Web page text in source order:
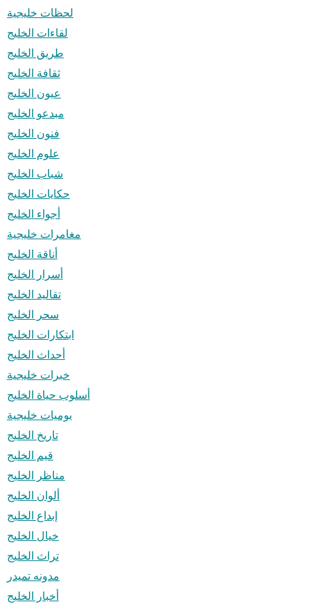
لحظات خليجية
لقاءات الخليج
طريق الخليج
ثقافة الخليج
عيون الخليج
مبدعو الخليج
فنون الخليج
علوم الخليج
شباب الخليج
حكايات الخليج
أجواء الخليج
مغامرات خليجية
أناقة الخليج
أسرار الخليج
تقاليد الخليج
سحر الخليج
ابتكارات الخليج
أحداث الخليج
خبرات خليجية
أسلوب حياة الخليج
يوميات خليجية
تاريخ الخليج
قيم الخليج
مناظر الخليج
ألوان الخليج
إبداع الخليج
خيال الخليج
تراث الخليج
مدونه تميدر
أخبار الخليج